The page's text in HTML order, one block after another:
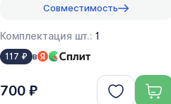
Совместимость
Комплектация шт.: 1
117 ₽ в
700 ₽